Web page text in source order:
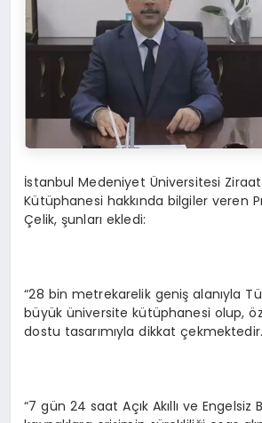
İstanbul Medeniyet Üniversitesi Ziraat
Kütüphanesi hakkında bilgiler veren
Çelik, şunları ekledi:
“28 bin metrekarelik geniş alanıyla
büyük üniversite kütüphanesi olup,
dostu tasarımıyla dikkat çekmektedir.
“7 gün 24 saat Açık Akıllı ve Engelsiz